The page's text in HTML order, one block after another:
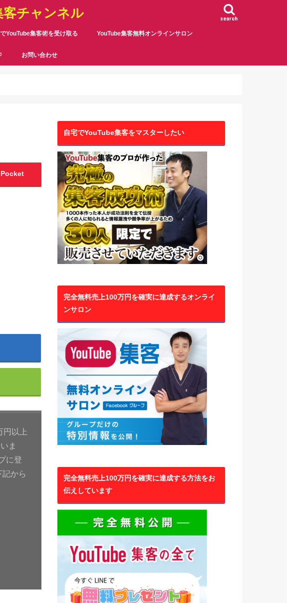
客チャンネル search
YouTube集客術を受け取る YouTube集客無料オンラインサロン
お問い合わせ
Pocket
円以上
ま
に登
から
自宅でYouTube集客をマスターしたい
完全無料売上100万円を確実に達成するオンライ
ンサロン
完全無料売上100万円を確実に達成する方法をお
伝えしています